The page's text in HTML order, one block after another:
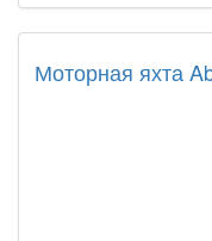
Моторная яхта